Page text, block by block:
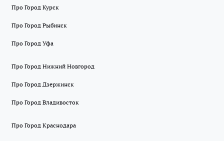
Про Город Курск
Про Город Рыбинск
Про Город Уфа
Про Город Нижний Новгород
Про Город Дзержинск
Про Город Владивосток
Про Город Краснодара